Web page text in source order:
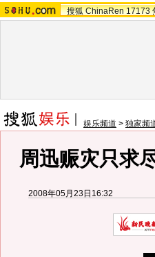
搜狐 ChinaRen 17173
娱乐频道 > 独家频
周迅赈灾只求
2008年05月23日16:32